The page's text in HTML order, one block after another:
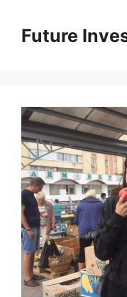
вмістуFuture